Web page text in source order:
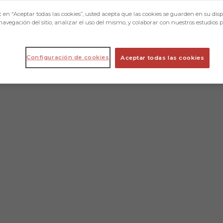
“Aceptar todas las cookies”, usted acepta que las cookies se guarden en su
del sitio, analizar el uso del mismo, y colaborar con nuestros estudios
Aceptar todas las cookies
Configuración de cookies